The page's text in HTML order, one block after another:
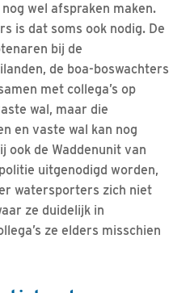
wel afspraken maken.
is dat soms ook nodig. De
bij de
de boa-boswachters
met collega’s op
wal, maar die
en vaste wal kan nog
ook de Waddenunit van
uitgenodigd worden,
watersporters zich niet
ze duidelijk in
ze elders misschien